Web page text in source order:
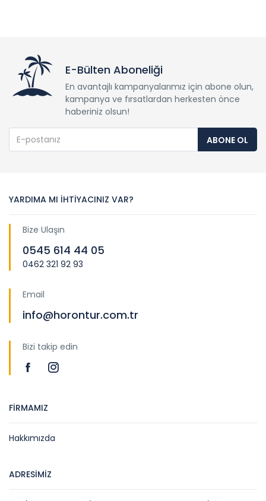
E-Bülten Aboneliği
En avantajlı kampanyalarımız için abone olun,
kampanya ve fırsatlardan herkesten önce
haberiniz olsun!
ABONE OL
YARDIMA MI İHTİYACINIZ VAR?
Bize Ulaşın
0545 614 44 05
0462 321 92 93
Email
info@horontur.com.tr
Bizi takip edin
FİRMAMIZ
Hakkımızda
ADRESİMİZ